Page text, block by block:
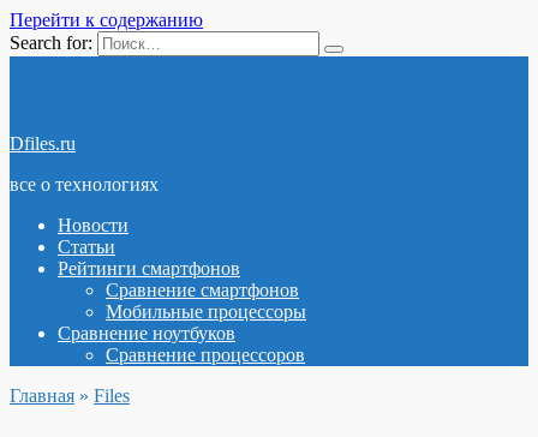
Перейти к содержанию
Search for:
Dfiles.ru
все о технологиях
Новости
Статьи
Рейтинги смартфонов
Сравнение смартфонов
Мобильные процессоры
Сравнение ноутбуков
Сравнение процессоров
Главная » Files